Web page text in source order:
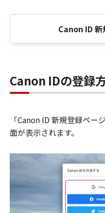
Canon ID 新
Canon IDの登録
「Canon ID 新規登録ペー
面が表示されます。